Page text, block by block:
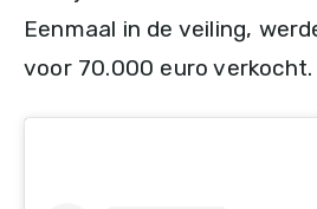
Eenmaal in de veiling,
voor 70.000 euro